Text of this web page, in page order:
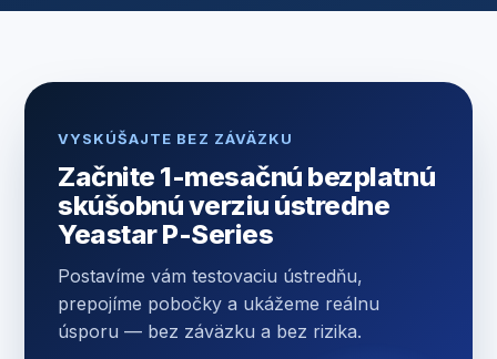
VYSKÚŠAJTE BEZ ZÁVÄZKU
Začnite 1-mesačnú bezplatnú
skúšobnú verziu ústredne
Yeastar P-Series
Postavíme vám testovaciu ústredňu,
prepojíme pobočky a ukážeme reálnu
úsporu — bez záväzku a bez rizika.